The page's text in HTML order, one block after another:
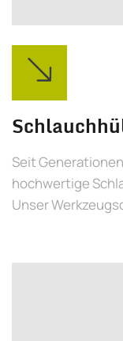
Seit
hochwertige
Unser